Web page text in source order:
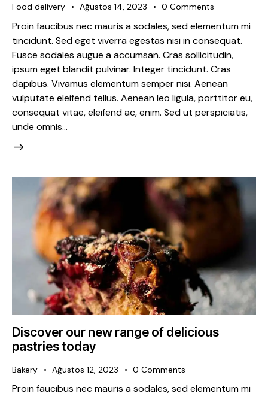
Food delivery Ağustos 14, 2023 0 Comments
Proin faucibus nec mauris a sodales, sed elementum mi
tincidunt. Sed eget viverra egestas nisi in consequat.
Fusce sodales augue a accumsan. Cras sollicitudin,
ipsum eget blandit pulvinar. Integer tincidunt. Cras
dapibus. Vivamus elementum semper nisi. Aenean
vulputate eleifend tellus. Aenean leo ligula, porttitor eu,
consequat vitae, eleifend ac, enim. Sed ut perspiciatis,
unde omnis…
Discover our new range of delicious
pastries today
Bakery Ağustos 12, 2023 0 Comments
Proin faucibus nec mauris a sodales, sed elementum mi